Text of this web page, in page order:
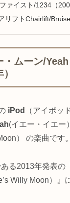
ァイスト/1234（
リフトChairlift/
ムーン/Yeah
iPod
（アイポッ
(イエー・イエー
） の楽曲です。
る2013年発表の
Willy Moon）』